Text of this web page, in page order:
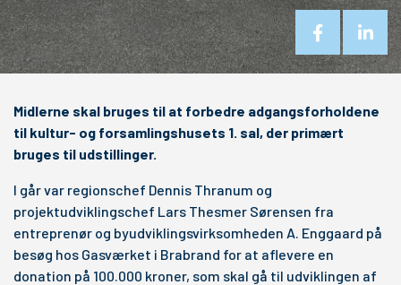
Midlerne skal bruges til at forbedre adgangsforholdene
til kultur- og forsamlingshusets 1. sal, der primært
bruges til udstillinger.
I går var regionschef Dennis Thranum og
projektudviklingschef Lars Thesmer Sørensen fra
entreprenør og byudviklingsvirksomheden A. Enggaard på
besøg hos Gasværket i Brabrand for at aflevere en
donation på 100.000 kroner, som skal gå til udviklingen af